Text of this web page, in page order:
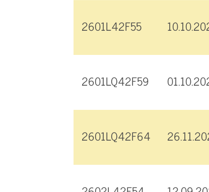
2601L42F55
2601LQ42F59
2601LQ42F64